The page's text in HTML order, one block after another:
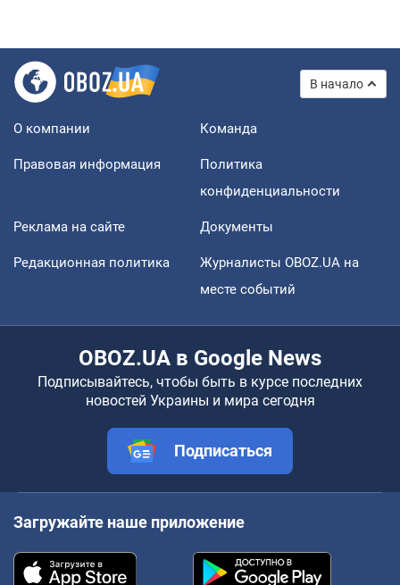
В начало
О компании Команда
Правовая информация
Политика
конфиденциальности
Реклама на сайте Документы
Редакционная политика
Журналисты OBOZ.UA на
месте событий
OBOZ.UA в Google News
Подписывайтесь, чтобы быть в курсе последних
новостей Украины и мира сегодня
Подписаться
Загружайте наше приложение